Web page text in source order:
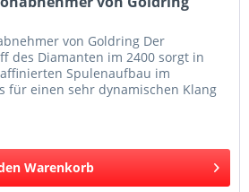
von Goldring Der
des Diamanten im 2400 sorgt in
Spulenaufbau im
für einen sehr dynamischen Klang
Warenkorb